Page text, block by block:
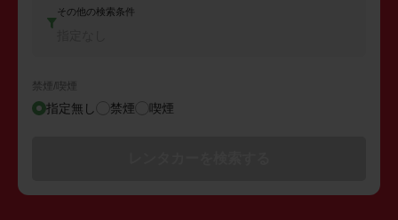
その他の検索条件
禁煙/喫煙
指定無し 禁煙 喫煙